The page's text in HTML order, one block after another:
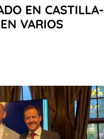
EN CASTILLA-
VARIOS